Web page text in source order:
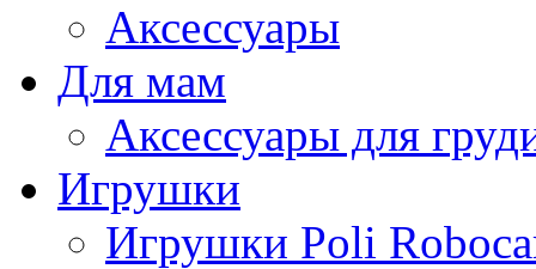
Аксессуары
Для мам
Аксессуары для
Игрушки
Игрушки Poli